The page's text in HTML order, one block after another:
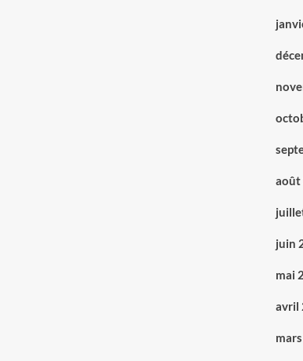
août
juin
mai
avril